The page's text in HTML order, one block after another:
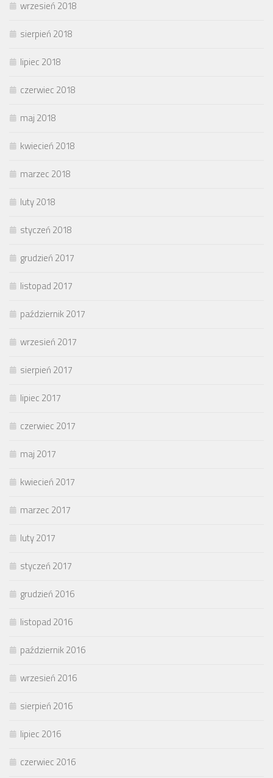
wrzesień 2018
sierpień 2018
lipiec 2018
czerwiec 2018
maj 2018
kwiecień 2018
marzec 2018
luty 2018
styczeń 2018
grudzień 2017
listopad 2017
październik 2017
wrzesień 2017
sierpień 2017
lipiec 2017
czerwiec 2017
maj 2017
kwiecień 2017
marzec 2017
luty 2017
styczeń 2017
grudzień 2016
listopad 2016
październik 2016
wrzesień 2016
sierpień 2016
lipiec 2016
czerwiec 2016